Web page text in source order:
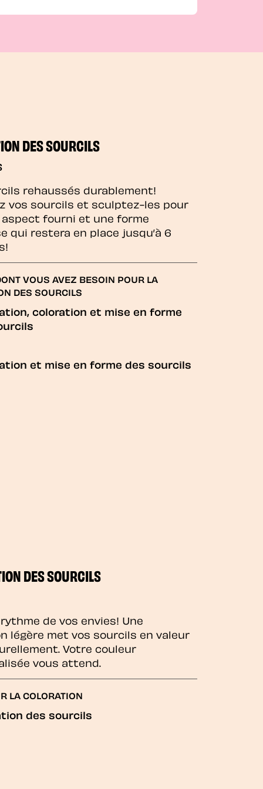
DES SOURCILS
rehaussés durablement!
vos sourcils et sculptez-les pour
fourni et une forme
qui restera en place jusqu’à 6
VOUS AVEZ BESOIN POUR LA
DES SOURCILS
coloration et mise en forme
et mise en forme des sourcils
DES SOURCILS
de vos envies! Une
légère met vos sourcils en valeur
Votre couleur
vous attend.
LA COLORATION
des sourcils